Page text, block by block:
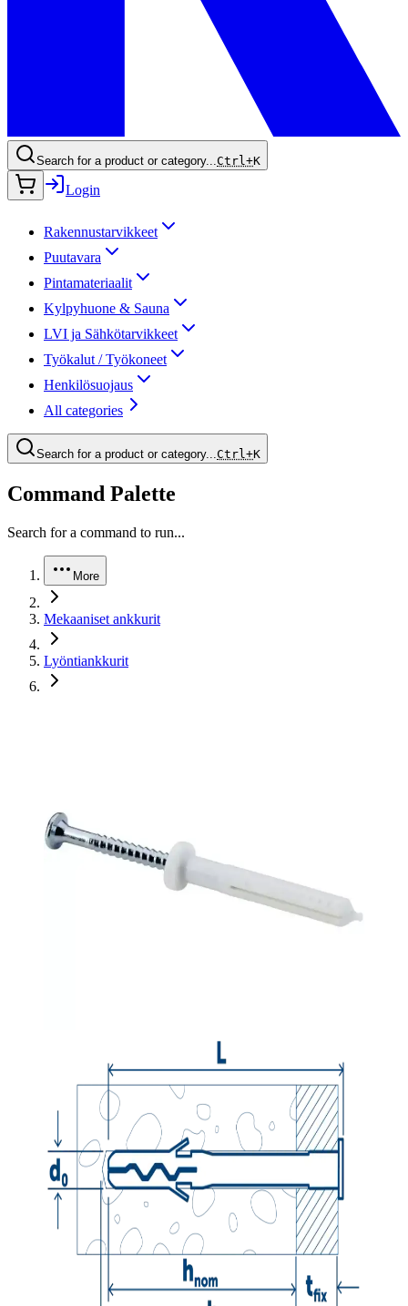
Search for a product or category...Ctrl+K
Login
Rakennustarvikkeet
Puutavara
Pintamateriaalit
Kylpyhuone & Sauna
LVI ja Sähkötarvikkeet
Työkalut / Työkoneet
Henkilösuojaus
All categories
Search for a product or category...Ctrl+K
Command Palette
Search for a command to run...
More
Mekaaniset ankkurit
Lyöntiankkurit